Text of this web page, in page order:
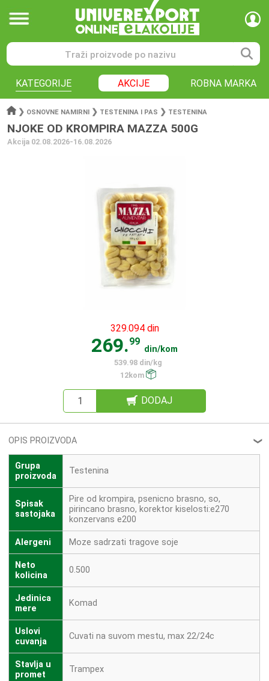
KATEGORIJE AKCIJE ROBNA MARKA
❯ OSNOVNE NAMIRNI ❯ TESTENINA I PAS ❯ TESTENINA
NJOKE OD KROMPIRA MAZZA 500G
Akcija 02.08.2026-16.08.2026
329.094 din
269.99
din/kom
539.98 din/kg
12kom
DODAJ
OPIS PROIZVODA ❮
Grupa
proizvoda
Testenina
Spisak
sastojaka
Pire od krompira, psenicno brasno, so,
pirincano brasno, korektor kiselosti:e270
konzervans e200
Alergeni Moze sadrzati tragove soje
Neto
kolicina
0.500
Jedinica
mere
Komad
Uslovi
cuvanja
Cuvati na suvom mestu, max 22/24c
Stavlja u
promet
Trampex